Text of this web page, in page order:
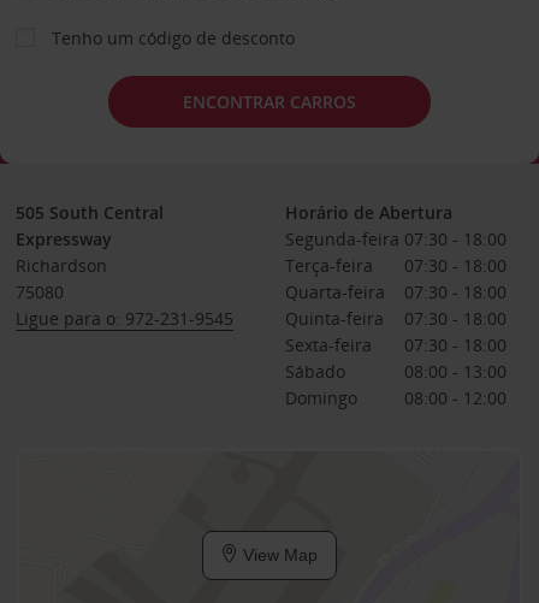
Tenho um código de desconto
ENCONTRAR CARROS
505 South Central
Expressway
Richardson
75080
Ligue para o: 972-231-9545
Horário de Abertura
Segunda-feira 07:30 - 18:00
Terça-feira
07:30 - 18:00
Quarta-feira
07:30 - 18:00
Quinta-feira
07:30 - 18:00
Sexta-feira
07:30 - 18:00
Sábado
08:00 - 13:00
Domingo
08:00 - 12:00
View Map